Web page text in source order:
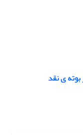
ی نقد